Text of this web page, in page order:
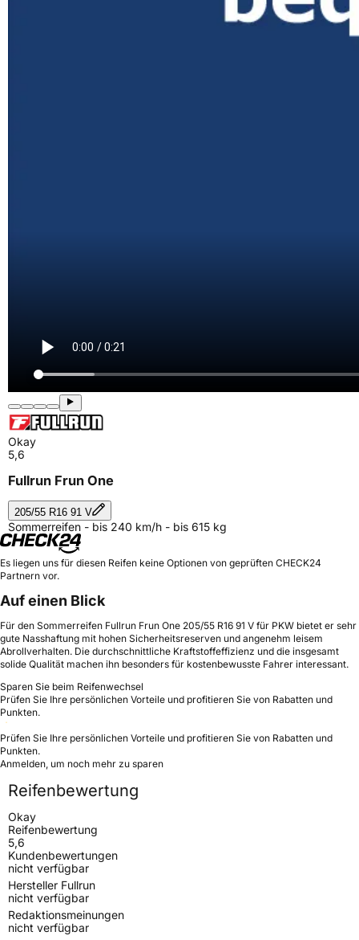
Okay
5,6
Fullrun Frun One
205/55 R16 91 V
Sommerreifen - bis 240 km/h - bis 615 kg
Es liegen uns für diesen Reifen keine Optionen von geprüften CHECK24
Partnern vor.
Auf einen Blick
Für den Sommerreifen Fullrun Frun One 205/55 R16 91 V für PKW bietet er sehr
gute Nasshaftung mit hohen Sicherheitsreserven und angenehm leisem
Abrollverhalten. Die durchschnittliche Kraftstoffeffizienz und die insgesamt
solide Qualität machen ihn besonders für kostenbewusste Fahrer interessant.
Sparen Sie beim Reifenwechsel
Prüfen Sie Ihre persönlichen Vorteile und profitieren Sie von Rabatten und
Punkten.
Prüfen Sie Ihre persönlichen Vorteile und profitieren Sie von Rabatten und
Punkten.
Anmelden, um noch mehr zu sparen
Reifenbewertung
Okay
Reifenbewertung
5,6
Kundenbewertungen
nicht verfügbar
Hersteller Fullrun
nicht verfügbar
Redaktionsmeinungen
nicht verfügbar